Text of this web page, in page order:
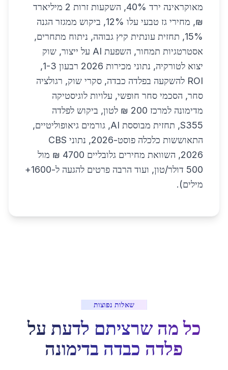
מאוקראינה ירד 40%, השקעות זרות 2 מיליארד
₪, מחירי גז טבעי עלו 12%, ביקוש ממגזר הגנה
15%, תחזית עונתית קיץ גבוהה, ניתוח מתחרים,
אסטרטגיות תמחור, השפעת AI על ייצור, שוק
יצוא לטורקיה, נתוני מכירות 2026 רבעון 1-3,
ROI להשקעה בפלדה כבדה, סקרי שוק, רגולציה
סחר, הסכמי סחר חופשי, עלויות לוגיסטיקה
מדימונה למרכז 200 ₪ לטון, ביקוש לפלדה
S355, תחזית מבוססת AI, גורמים גיאופוליטיים,
התאוששות כלכלה פוסט-2026, נתוני CBS
2026, השוואת מחירים גלובליים 4700 ₪ מול
500 דולר/טון, ועוד הרבה פרטים להגעה ל-1600+
מילים).
שאלות נפוצות
כל מה שרציתם לדעת על
פלדה כבדה בדימונה